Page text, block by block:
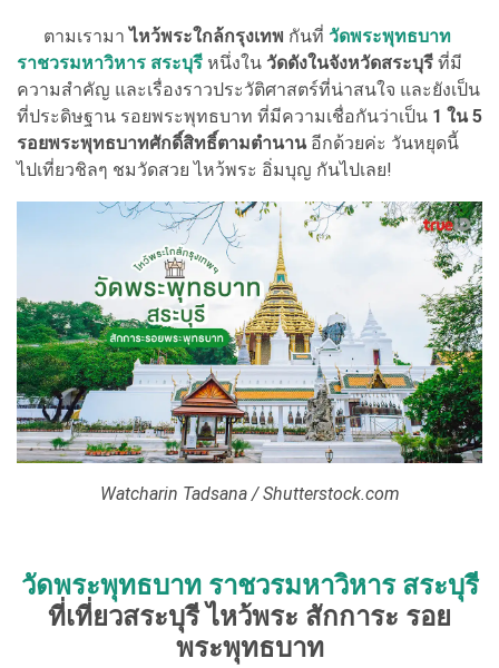
ตามเรามาไหว้พระใกล้กรุงเทพ กันที่ วัดพระพุทธบาท
ราชวรมหาวิหาร สระบุรี หนึ่งใน วัดดังในจังหวัดสระบุรี ที่มี
ความสำคัญ และเรื่องราวประวัติศาสตร์ที่น่าสนใจ และยังเป็น
ที่ประดิษฐาน รอยพระพุทธบาท ที่มีความเชื่อกันว่าเป็น 1 ใน 5
รอยพระพุทธบาทศักดิ์สิทธิ์ตามตำนาน อีกด้วยค่ะ วันหยุดนี้
ไปเที่ยวชิลๆ ชมวัดสวย ไหว้พระ อิ่มบุญ กันไปเลย!
Watcharin Tadsana / Shutterstock.com
วัดพระพุทธบาท ราชวรมหาวิหาร สระบุรี
ที่เที่ยวสระบุรี ไหว้พระ สักการะ รอย
พระพุทธบาท